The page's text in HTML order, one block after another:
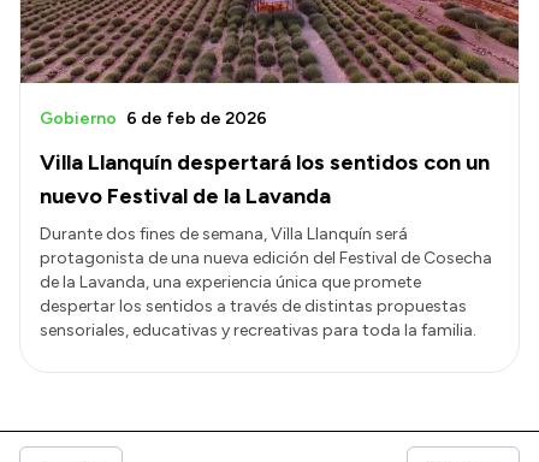
Villa Llanquín despertará los sentidos con un
nuevo Festival de la Lavanda
Gobierno 6 de feb de 2026
Durante dos fines de semana, Villa Llanquín será
protagonista de una nueva edición del Festival de Cosecha
de la Lavanda, una experiencia única que promete
despertar los sentidos a través de distintas propuestas
sensoriales, educativas y recreativas para toda la familia.